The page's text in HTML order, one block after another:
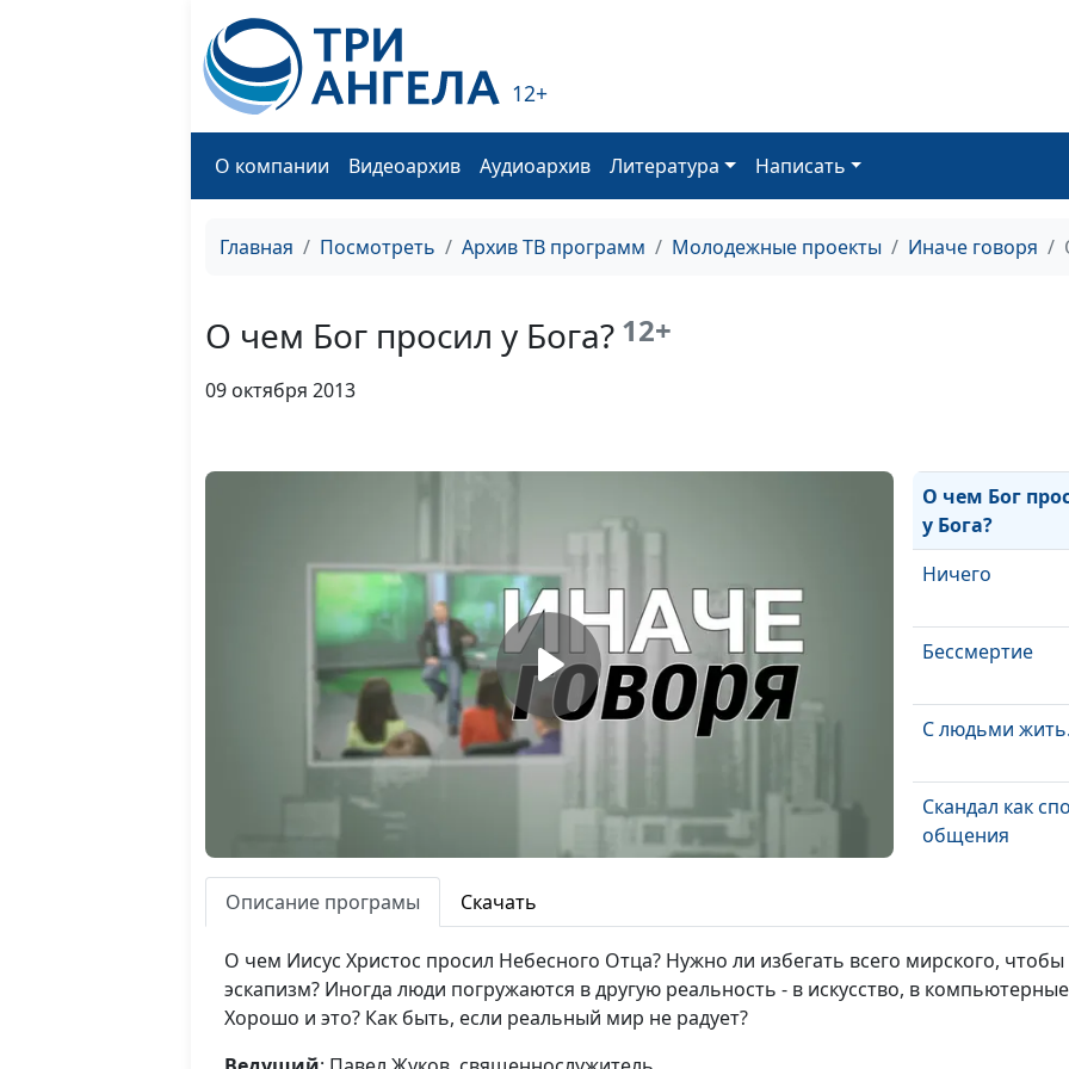
12+
О компании Видеоархив Аудиоархив Литература Написать
Главная Посмотреть Архив ТВ программ Молодежные проекты Иначе говоря
О чем Бог просил у Бога? 12+
09 октября 2013
Быстрое
О чем Бог
у Бога?
Ничего
Бессмертие
С людьми
Скандал как
общения
Описание програмы Скачать
О чем Иисус Христос просил Небесного Отца? Нужно ли избегать всего мирского, чтобы
эскапизм? Иногда люди погружаются в другую реальность - в искусство, в
Хорошо и это? Как быть, если реальный мир не радует?